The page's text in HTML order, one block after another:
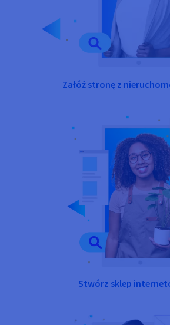
Załóż stronę z
Stwórz sklep